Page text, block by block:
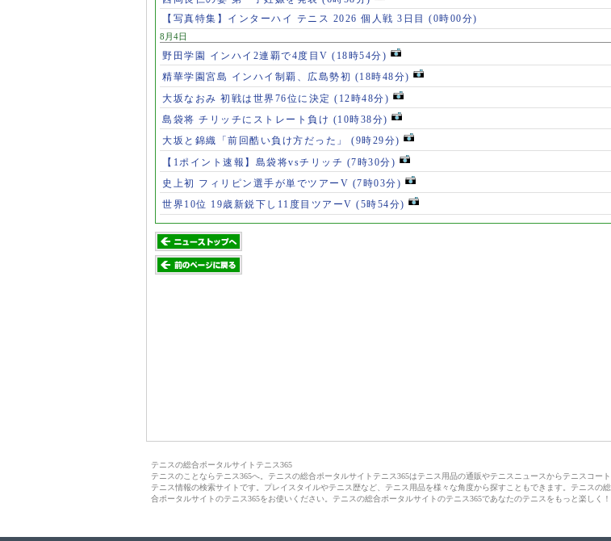
【写真特集】インターハイ テニス 2026 個人戦 3日目 (0時00分)
8月4日
野田学園 インハイ2連覇で4度目V (18時54分)
精華学園宮島 インハイ制覇、広島勢初 (18時48分)
大坂なおみ 初戦は世界76位に決定 (12時48分)
島袋将 チリッチにストレート負け (10時38分)
大坂と錦織「前回酷い負け方だった」 (9時29分)
【1ポイント速報】島袋将vsチリッチ (7時30分)
史上初 フィリピン選手が単でツアーV (7時03分)
世界10位 19歳新鋭下し11度目ツアーV (5時54分)
テニスの総合ポータルサイトテニス365
テニスのことならテニス365へ。テニスの総合ポータルサイトテニス365はテニス用品の通販やテニスニュースからテニスコー
テニス情報の検索サイトです。プレイスタイルやテニス歴など、テニス用品を様々な角度から探すこともできます。テニス
合ポータルサイトのテニス365をお使いください。テニスの総合ポータルサイトのテニス365であなたのテニスをもっと楽しく！